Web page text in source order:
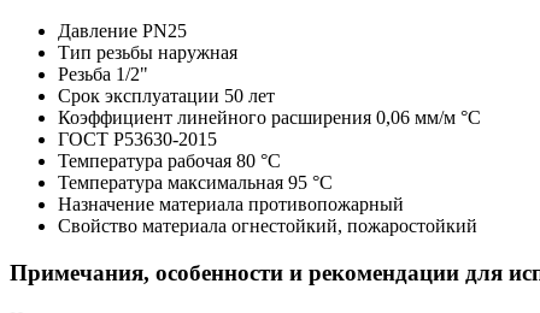
Давление PN25
Тип резьбы наружная
Резьба 1/2"
Срок эксплуатации 50 лет
Коэффициент линейного расширения 0,06 мм/м °С
ГОСТ Р53630-2015
Температура рабочая 80 °С
Температура максимальная 95 °С
Назначение материала противопожарный
Свойство материала огнестойкий, пожаростойкий
Примечания, особенности и рекомендации для